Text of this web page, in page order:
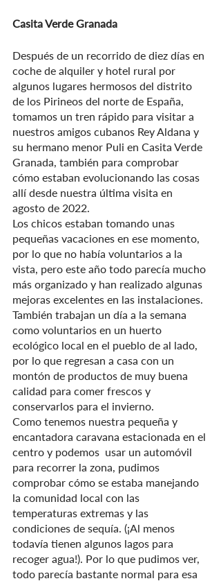
Casita Verde Granada
Después de un recorrido de diez días en
coche de alquiler y hotel rural por
algunos lugares hermosos del distrito
de los Pirineos del norte de España,
tomamos un tren rápido para visitar a
nuestros amigos cubanos Rey Aldana y
su hermano menor Puli en Casita Verde
Granada, también para comprobar
cómo estaban evolucionando las cosas
allí desde nuestra última visita en
agosto de 2022.
Los chicos estaban tomando unas
pequeñas vacaciones en ese momento,
por lo que no había voluntarios a la
vista, pero este año todo parecía mucho
más organizado y han realizado algunas
mejoras excelentes en las instalaciones.
También trabajan un día a la semana
como voluntarios en un huerto
ecológico local en el pueblo de al lado,
por lo que regresan a casa con un
montón de productos de muy buena
calidad para comer frescos y
conservarlos para el invierno.
Como tenemos nuestra pequeña y
encantadora caravana estacionada en el
centro y podemos  usar un automóvil
para recorrer la zona, pudimos
comprobar cómo se estaba manejando
la comunidad local con las
temperaturas extremas y las
condiciones de sequía. (¡Al menos
todavía tienen algunos lagos para
recoger agua!). Por lo que pudimos ver,
todo parecía bastante normal para esa